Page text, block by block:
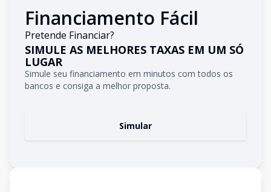
Financiamento Fácil
Pretende Financiar?
SIMULE AS MELHORES TAXAS EM UM SÓ
LUGAR
Simule seu financiamento em minutos com todos os
bancos e consiga a melhor proposta.
Simular